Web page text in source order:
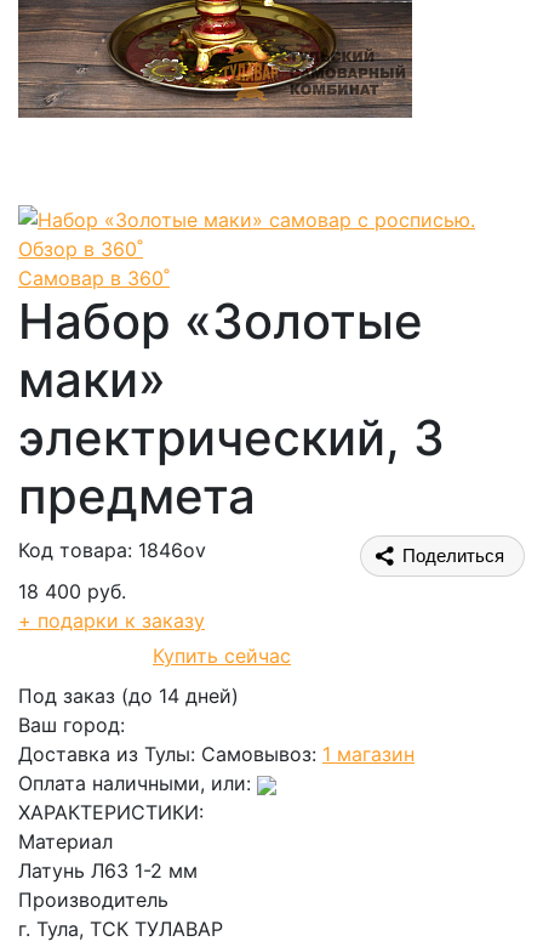
Самовар в 360˚
Набор «Золотые
маки»
электрический, 3
предмета
Код товара: 1846ov Поделиться
18 400 руб.
+ подарки к заказу
Купить сейчас
Под заказ (до 14 дней)
Ваш город:
Доставка из Тулы: Самовывоз: 1 магазин
Оплата наличными, или:
ХАРАКТЕРИСТИКИ:
Материал
Латунь Л63 1-2 мм
Производитель
г. Тула, ТСК ТУЛАВАР